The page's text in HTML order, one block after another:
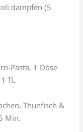
dampfen (5
Pasta, 1 Dose
TL
Thunfisch &
Min.